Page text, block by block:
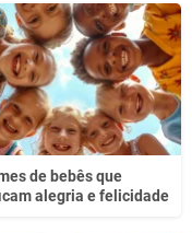
procuro
de bebês que
alegria e felicidade